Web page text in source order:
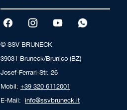
© SSV BRUNECK
39031 Bruneck/Brunico (BZ)
Josef-Ferrari-Str. 26
Mobil: +39 320 6112001
E-Mail: info@ssvbruneck.it